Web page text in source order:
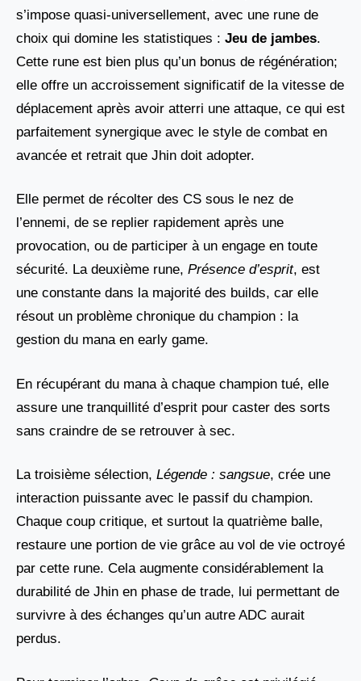
s’impose quasi-universellement, avec une rune de
choix qui domine les statistiques : Jeu de jambes.
Cette rune est bien plus qu’un bonus de régénération;
elle offre un accroissement significatif de la vitesse de
déplacement après avoir atterri une attaque, ce qui est
parfaitement synergique avec le style de combat en
avancée et retrait que Jhin doit adopter.
Elle permet de récolter des CS sous le nez de
l’ennemi, de se replier rapidement après une
provocation, ou de participer à un engage en toute
sécurité. La deuxième rune, Présence d’esprit, est
une constante dans la majorité des builds, car elle
résout un problème chronique du champion : la
gestion du mana en early game.
En récupérant du mana à chaque champion tué, elle
assure une tranquillité d’esprit pour caster des sorts
sans craindre de se retrouver à sec.
La troisième sélection, Légende : sangsue, crée une
interaction puissante avec le passif du champion.
Chaque coup critique, et surtout la quatrième balle,
restaure une portion de vie grâce au vol de vie octroyé
par cette rune. Cela augmente considérablement la
durabilité de Jhin en phase de trade, lui permettant de
survivre à des échanges qu’un autre ADC aurait
perdus.